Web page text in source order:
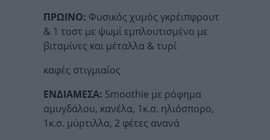
ΠΡΩΙΝΟ: Φυσικός χυμός γκρέιπφρουτ
& 1 τοστ με ψωμί εμπλουτισμένο με
βιταμίνες και μέταλλα & τυρί
καφές στιγμιαίος
ΕΝΔΙΑΜΕΣΑ: Smoothie με ρόφημα
αμυγδάλου, κανέλα, 1κ.σ. ηλιόσπορο,
1κ.σ. μύρτιλλα, 2 φέτες ανανά